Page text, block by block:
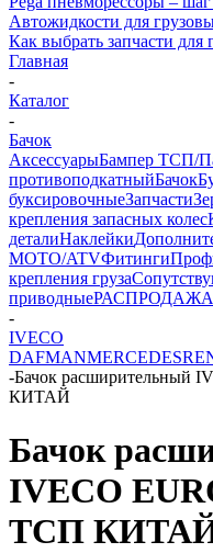
Автожидкости для
Как выбрать запчасти для
Главная
-
Каталог
-
Бачок
АксессуарыБампер ТСП/
противоподкатныйБачок
буксировочныеЗапчасти
крепления запасных колес
деталиНаклейки
MOTO/ATVФитинги
крепления груза
приводныеРАСПРОДАЖА
-
IVECO
DAFMANMERCEDES
-Бачок расширительный
КИТАЙ
Бачок
IVECO
ТСП